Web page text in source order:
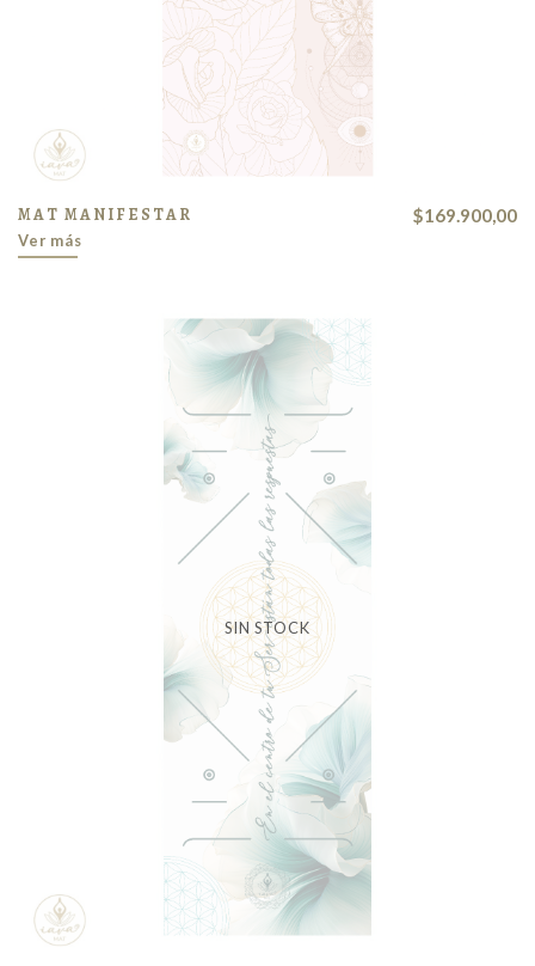
MAT MANIFESTAR $169.900,00
Ver más
SIN STOCK